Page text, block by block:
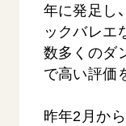
年に発足し
ックバレエ
数多くのダ
で高い評価
昨年2月か